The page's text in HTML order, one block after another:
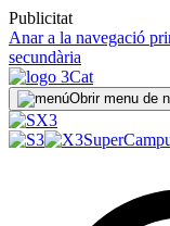
Publicitat
Anar a la navegació
secundària
Obrir menu de